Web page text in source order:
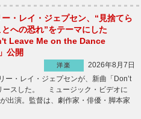
ー・レイ・ジェプセン、“見捨てら
への恐れ”をテーマにした
Leave Me on the Dance
公開
洋楽
2026年8月7日
ー・レイ・ジェプセンが、新曲「Don’t
ースした。 ミュージック・ビデオに
出演。監督は、劇作家・俳優・脚本家